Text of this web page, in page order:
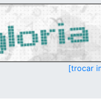
[trocar